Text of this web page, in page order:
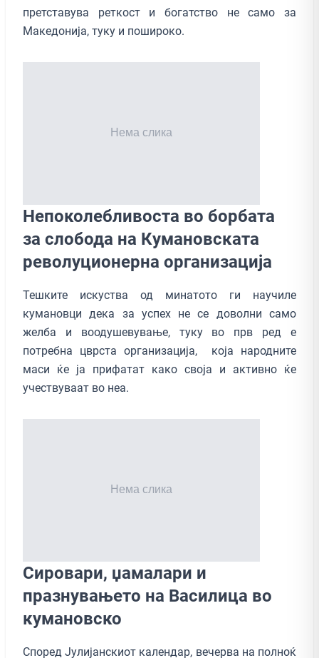
претставува реткост и богатство не само за
Македонија, туку и пошироко.
Непоколебливоста во борбата
за слобода на Кумановската
револуционерна организација
Тешките искуства од минатото ги научиле
кумановци дека за успех не се доволни само
желба и воодушевување, туку во прв ред е
потребна цврста организација, која народните
маси ќе ја прифатат како своја и активно ќе
учествуваат во неа.
Сировари, џамалари и
празнувањето на Василица во
кумановско
Според Јулијанскиот календар, вечерва на полноќ